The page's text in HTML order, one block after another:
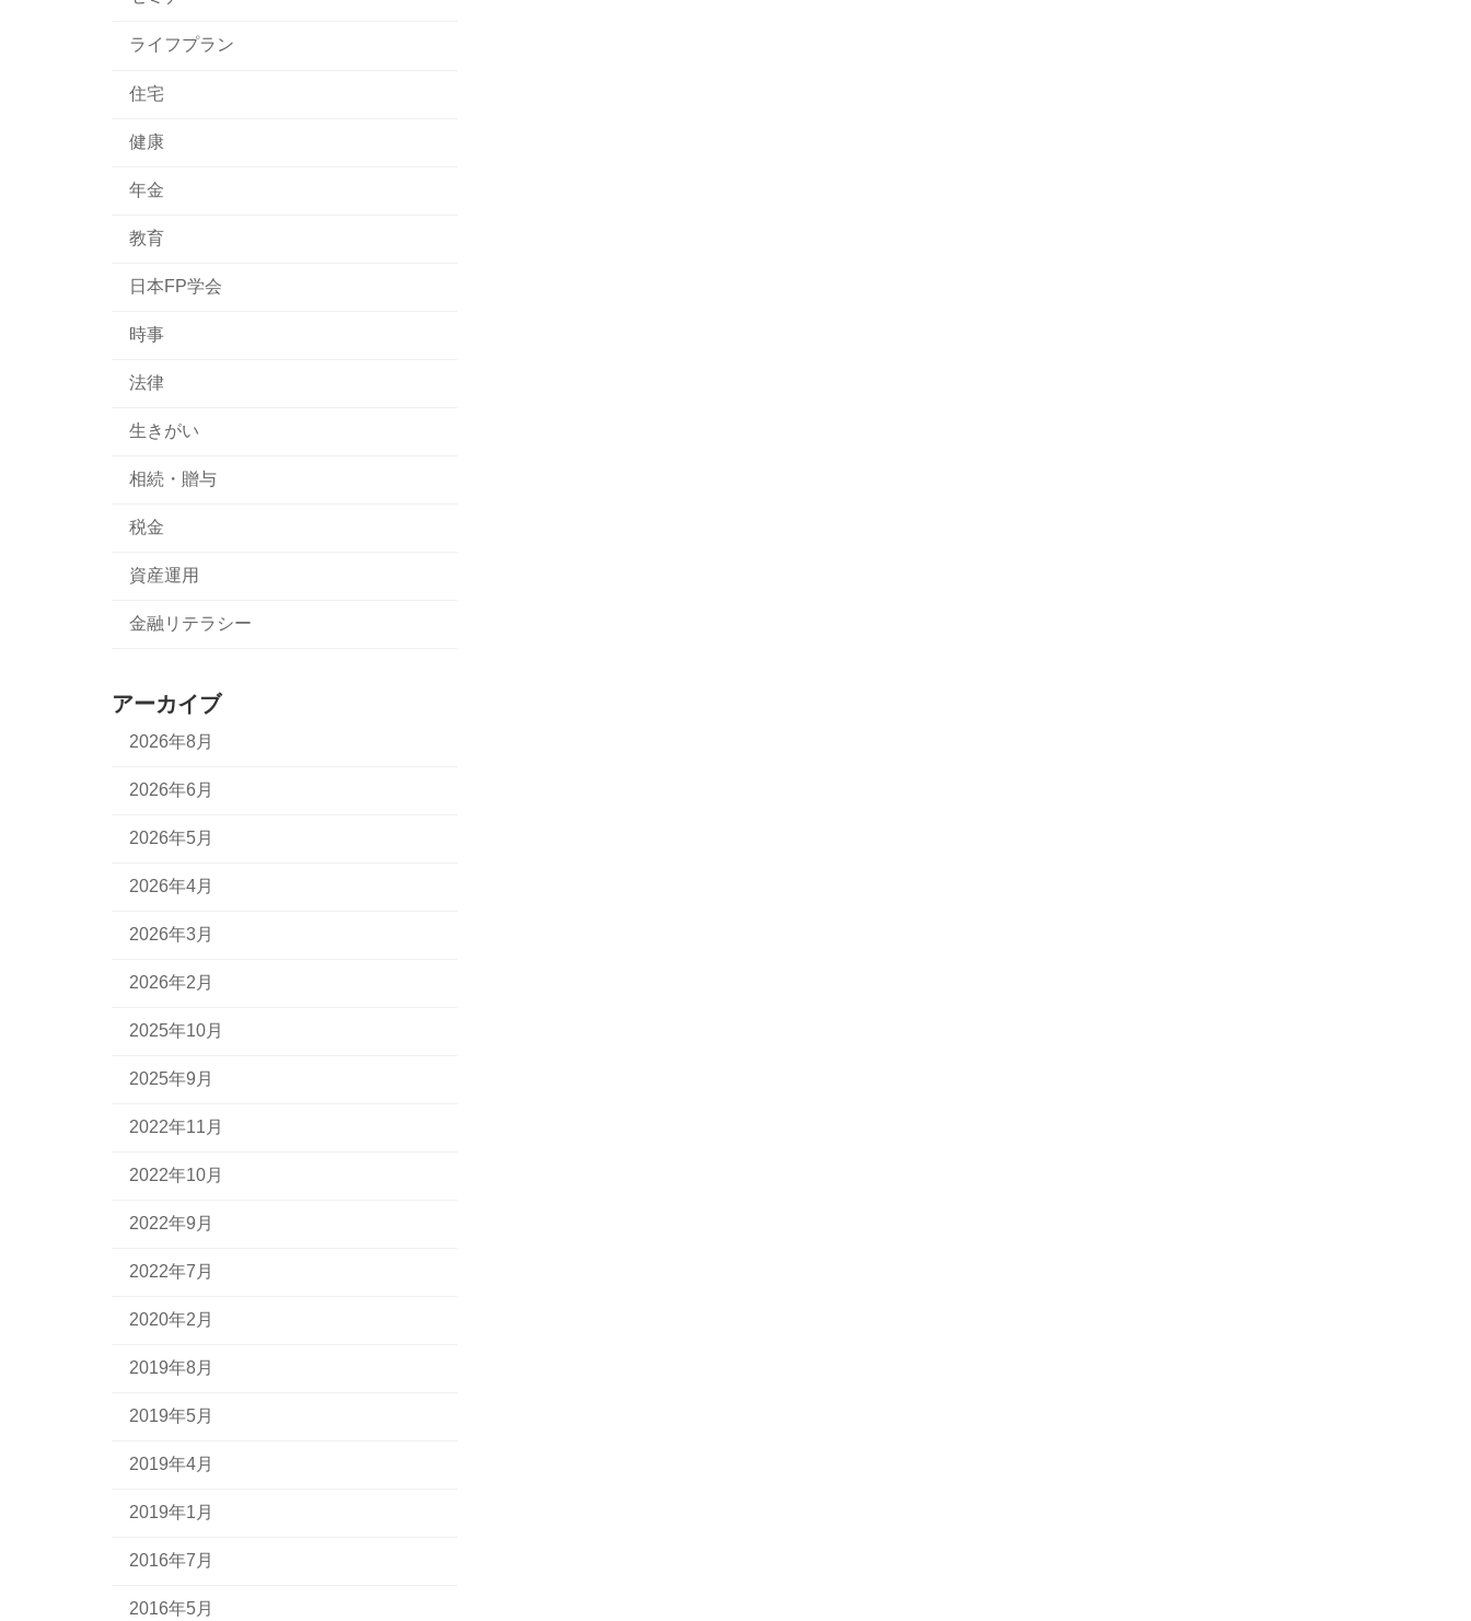
ライフプラン
住宅
健康
年金
教育
日本FP学会
時事
法律
生きがい
相続・贈与
税金
資産運用
金融リテラシー
アーカイブ
2026年8月
2026年6月
2026年5月
2026年4月
2026年3月
2026年2月
2025年10月
2025年9月
2022年11月
2022年10月
2022年9月
2022年7月
2020年2月
2019年8月
2019年5月
2019年4月
2019年1月
2016年7月
2016年5月